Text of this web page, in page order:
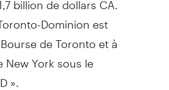
Dominion est
deTorontoet à
New Yorksous le
».